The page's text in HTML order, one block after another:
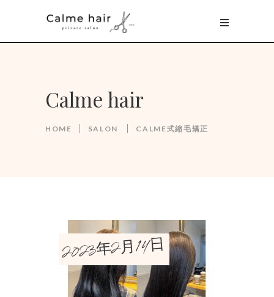
Calme hair
HOME SALON CALME式縮毛矯正
2023年2月14日